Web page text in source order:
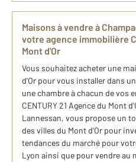
Maisons à vendre à
votre agence immobilière
Mont d'Or
Vous souhaitez acheter une
d'Or pour vous installer dans
une chambre à chacun de vos
CENTURY 21 Agence du Mont
Lannessan, vous propose un
des villes du Mont d’Or pour
tendances du marché pour
Lyon ainsi que pour vendre